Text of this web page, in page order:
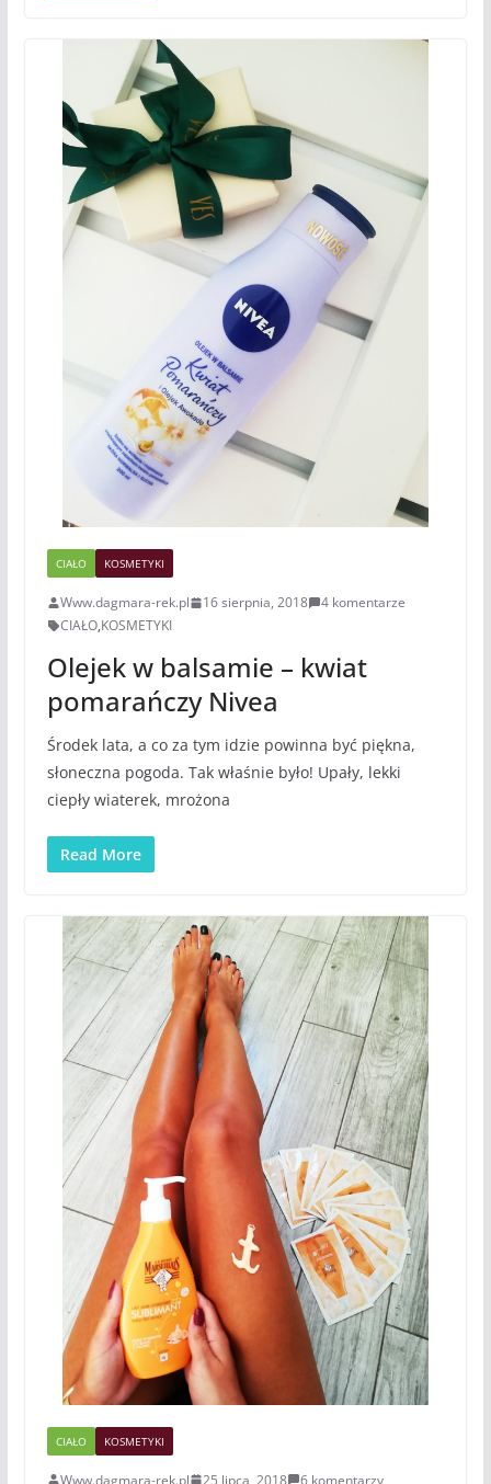
CIAŁO KOSMETYKI
Www.dagmara-rek.pl 16 sierpnia, 2018
4 komentarze
CIAŁO,KOSMETYKI
Olejek w balsamie – kwiat
pomarańczy Nivea
Środek lata, a co za tym idzie powinna być piękna,
słoneczna pogoda. Tak właśnie było! Upały, lekki
ciepły wiaterek, mrożona
Read More
CIAŁO KOSMETYKI
Www.dagmara-rek.pl 25 lipca, 2018 6 komentarzy